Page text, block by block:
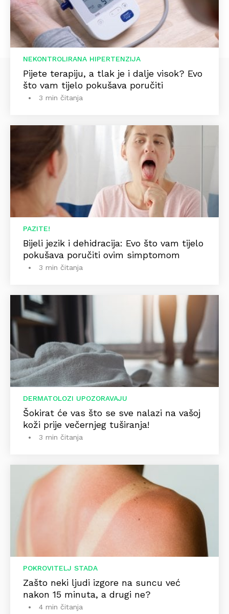
NEKONTROLIRANA HIPERTENZIJA
Pijete terapiju, a tlak je i dalje visok? Evo
što vam tijelo pokušava poručiti
3 min čitanja
PAZITE!
Bijeli jezik i dehidracija: Evo što vam tijelo
pokušava poručiti ovim simptomom
3 min čitanja
DERMATOLOZI UPOZORAVAJU
Šokirat će vas što se sve nalazi na vašoj
koži prije večernjeg tuširanja!
3 min čitanja
POKROVITELJ STADA
Zašto neki ljudi izgore na suncu već
nakon 15 minuta, a drugi ne?
4 min čitanja